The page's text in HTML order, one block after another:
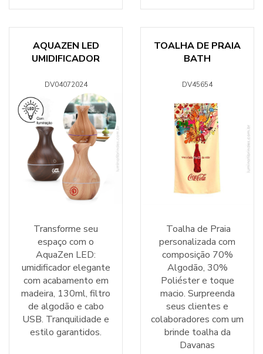
AQUAZEN LED
UMIDIFICADOR
DV04072024
Transforme seu
espaço com o
AquaZen LED:
umidificador elegante
com acabamento em
madeira, 130ml, filtro
de algodão e cabo
USB. Tranquilidade e
estilo garantidos.
TOALHA DE PRAIA
BATH
DV45654
Toalha de Praia
personalizada com
composição 70%
Algodão, 30%
Poliéster e toque
macio. Surpreenda
seus clientes e
colaboradores com um
brinde toalha da
Davanas